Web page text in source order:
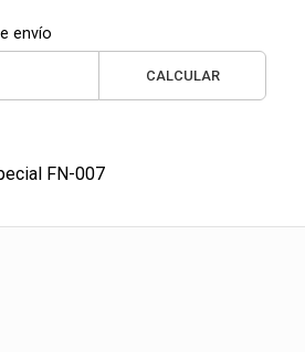
envío
CALCULAR
FN-007